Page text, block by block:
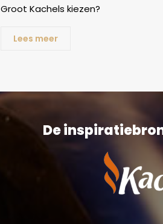
Groot Kachels kiezen?
Lees meer
De